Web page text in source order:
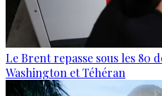
Le Brent repasse sous les 80
Washington et Téhéran